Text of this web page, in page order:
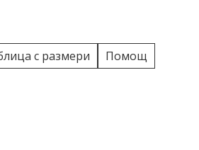
с размери Помощ